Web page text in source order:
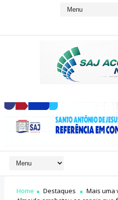
Home Destaques
Mais uma